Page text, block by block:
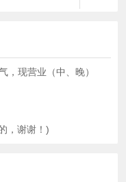
现营业（中、晚）
，谢谢！)